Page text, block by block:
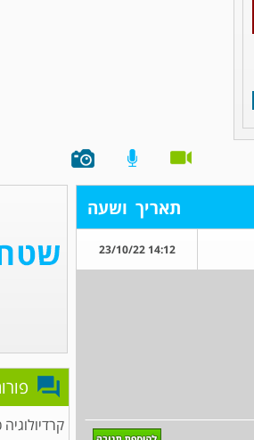
תאריך ושעה
14:12 23/10/22